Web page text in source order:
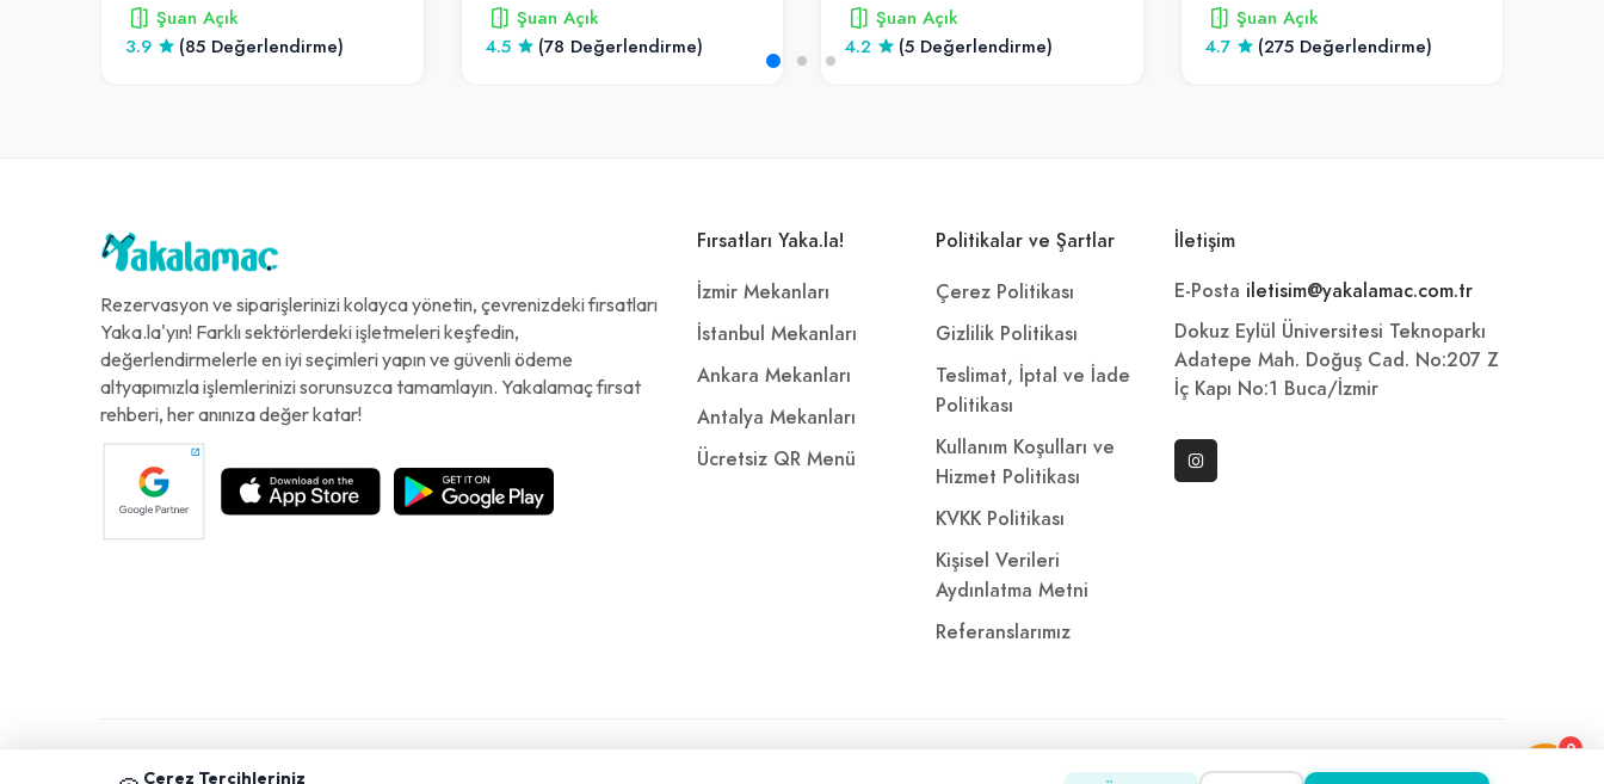
0
Şuan Açık
3.9
(85 Değerlendirme)
Şuan Açık
4.5
(78 Değerlendirme)
Şuan Açık
4.2
(5 Değerlendirme)
Şuan Açık
4.7
(275 Değerlendirme)
Rezervasyon ve siparişlerinizi kolayca yönetin, çevrenizdeki fırsatları
Yaka.la'yın! Farklı sektörlerdeki işletmeleri keşfedin,
değerlendirmelerle en iyi seçimleri yapın ve güvenli ödeme
altyapımızla işlemlerinizi sorunsuzca tamamlayın. Yakalamaç fırsat
rehberi, her anınıza değer katar!
Fırsatları Yaka.la!
İzmir Mekanları
İstanbul Mekanları
Ankara Mekanları
Antalya Mekanları
Ücretsiz QR Menü
Politikalar ve Şartlar
Çerez Politikası
Gizlilik Politikası
Teslimat, İptal ve İade
Politikası
Kullanım Koşulları ve
Hizmet Politikası
KVKK Politikası
Kişisel Verileri
Aydınlatma Metni
Referanslarımız
İletişim
E-Posta iletisim@yakalamac.com.tr
Dokuz Eylül Üniversitesi Teknoparkı
Adatepe Mah. Doğuş Cad. No:207 Z
İç Kapı No:1 Buca/İzmir
2026 ©Yakala. All rights reserved.
Çerez Tercihleriniz